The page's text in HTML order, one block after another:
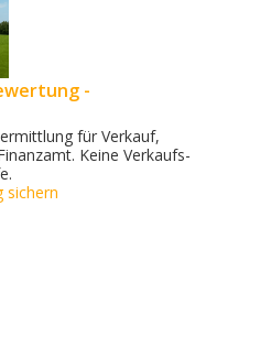
-
für Verkauf,
Keine Verkaufs­
sichern